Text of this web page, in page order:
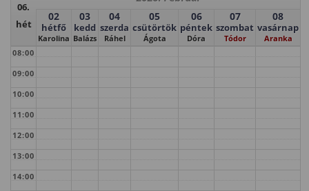
06.
hét
02
hétfő
Karolina
03
kedd
Balázs
04
szerda
Ráhel
05
csütörtök
Ágota
06
péntek
Dóra
07
szombat
Tódor
08
vasárnap
Aranka
08:00
09:00
10:00
11:00
12:00
13:00
14:00